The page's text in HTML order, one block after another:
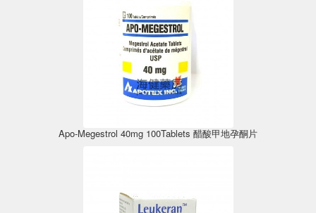
Apo-Megestrol 40mg 100Tablets 醋酸甲地孕酮片